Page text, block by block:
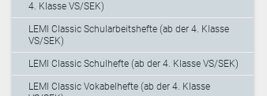
4. Klasse VS/SEK)
LEMI Classic Schularbeitshefte (ab der 4. Klasse
VS/SEK)
LEMI Classic Schulhefte (ab der 4. Klasse VS/SEK)
LEMI Classic Vokabelhefte (ab der 4. Klasse